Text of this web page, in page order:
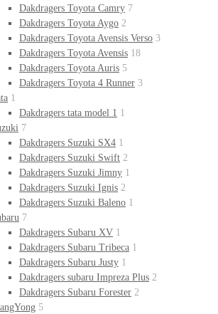
Dakdragers Toyota Camry 7
Dakdragers Toyota Aygo 2
Dakdragers Toyota Avensis Verso 3
Dakdragers Toyota Avensis 18
Dakdragers Toyota Auris 5
Dakdragers Toyota 4 Runner 3
1
Dakdragers tata model 1 1
7
Dakdragers Suzuki SX4 1
Dakdragers Suzuki Swift 2
Dakdragers Suzuki Jimny 1
Dakdragers Suzuki Ignis 2
Dakdragers Suzuki Baleno 1
7
Dakdragers Subaru XV 1
Dakdragers Subaru Tribeca 1
Dakdragers Subaru Justy 1
Dakdragers subaru Impreza Plus 2
Dakdragers Subaru Forester 2
5